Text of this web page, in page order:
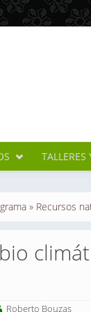
TALLERES
usted
» Recursos
Roberto Bouzas